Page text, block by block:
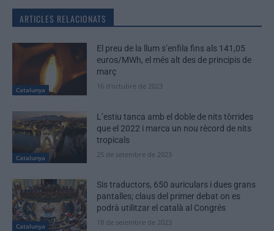
ARTICLES RELACIONATS
Catalunya
El preu de la llum s’enfila fins als 141,05
euros/MWh, el més alt des de principis de
març
16 d'octubre de 2023
Catalunya
L’estiu tanca amb el doble de nits tòrrides
que el 2022 i marca un nou rècord de nits
tropicals
25 de setembre de 2023
Catalunya
Sis traductors, 650 auriculars i dues grans
pantalles; claus del primer debat on es
podrà utilitzar el català al Congrés
18 de setembre de 2023